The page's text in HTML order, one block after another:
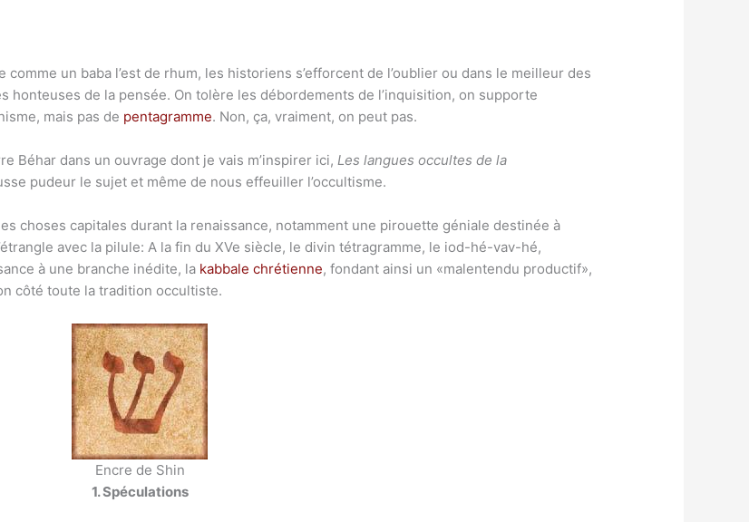
un baba l’est de rhum, les historiens s’efforcent de l’oublier ou dans le meilleur des
honteuses de la pensée. On tolère les débordements de l’inquisition, on supporte
mais pas de pentagramme. Non, ça, vraiment, on peut pas.
Béhar dans un ouvrage dont je vais m’inspirer ici,Les langues occultes de la
pudeur le sujet et même de nous effeuiller l’occultisme.
choses capitales durant la renaissance, notamment une pirouette géniale destinée à
avec la pilule: A la fin du XVe siècle, le divin tétragramme, le iod-hé-vav-hé,
à une branche inédite, la kabbale chrétienne, fondant ainsi un «malentendu productif»,
côté toute la tradition occultiste.
Encre de Shin
1. Spéculations